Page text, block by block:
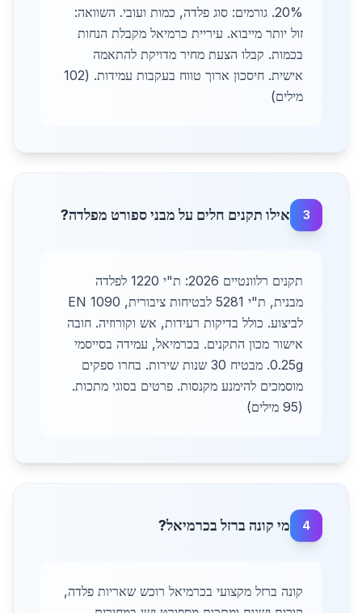
20%. גורמים: סוג פלדה, כמות ועובי. השוואה:
זול יותר מייבוא. עיריית כרמיאל מקבלת הנחות
בכמות. קבלו הצעת מחיר מדויקת להתאמה
אישית. חיסכון ארוך טווח בעקבות עמידות. (102
מילים)
3 אילו תקנים חלים על מבני ספורט מפלדה?
תקנים רלוונטיים 2026: ת"י 1220 לפלדה
מבנית, ת"י 5281 לבטיחות ציבורית, EN 1090
לביצוע. כולל בדיקות רעידות, אש וקורוזיה. חובה
אישור מכון התקנים. בכרמיאל, עמידה בסייסמי
0.25g. מבטיח 30 שנות שירות. בחרו ספקים
מוסמכים להימנע מקנסות. פרטים בסוגי מתכות.
(95 מילים)
4 מי קונה ברזל בכרמיאל?
קונה ברזל מקצועי בכרמיאל רוכש שאריות פלדה,